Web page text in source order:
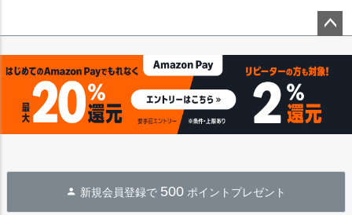
ップ
新規会員登録で 500 ポイントプレゼント